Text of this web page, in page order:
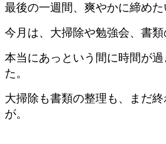
最後の一週間、爽やかに締めた
今月は、大掃除や勉強会、書
本当にあっという間に時間が
た。
大掃除も書類の整理も、まだ
が。